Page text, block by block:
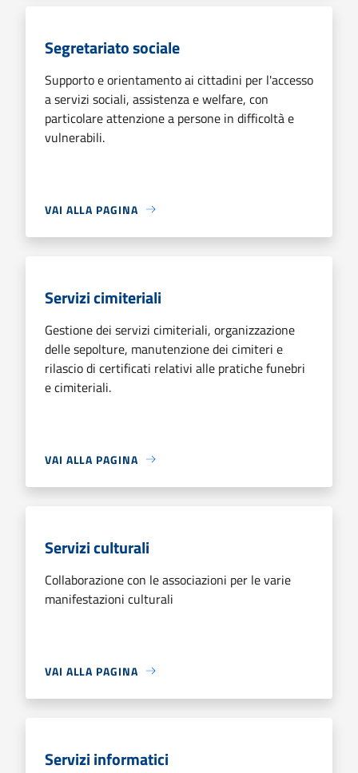
Segretariato sociale
Supporto e orientamento ai cittadini per l'accesso
a servizi sociali, assistenza e welfare, con
particolare attenzione a persone in difficoltà e
vulnerabili.
VAI ALLA PAGINA
Servizi cimiteriali
Gestione dei servizi cimiteriali, organizzazione
delle sepolture, manutenzione dei cimiteri e
rilascio di certificati relativi alle pratiche funebri
e cimiteriali.
VAI ALLA PAGINA
Servizi culturali
Collaborazione con le associazioni per le varie
manifestazioni culturali
VAI ALLA PAGINA
Servizi informatici